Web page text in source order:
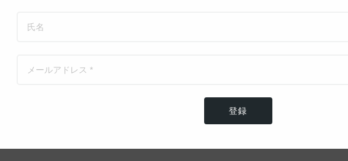
洗練されたデザインの「スライダー」スニーカー。コレクションに
を象徴するスニーカーです。カジュアル過ぎない佇まいでビジネ
Hermesのウィメンズシューズデザインに参加し、現在も尚クリエイ
ジャンルのデザインを手掛けているデザイナーです。自身の名前
年にパリで立ち上げました。コンテンポラリーかつクリエイティ
だ彼のコレクションは、幾何学的で完璧なシルエットを生み出し
登録